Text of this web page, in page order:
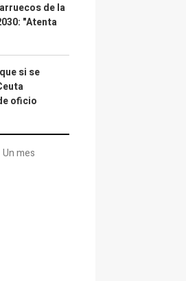
de la
"Atenta
si se
oficio
Un mes